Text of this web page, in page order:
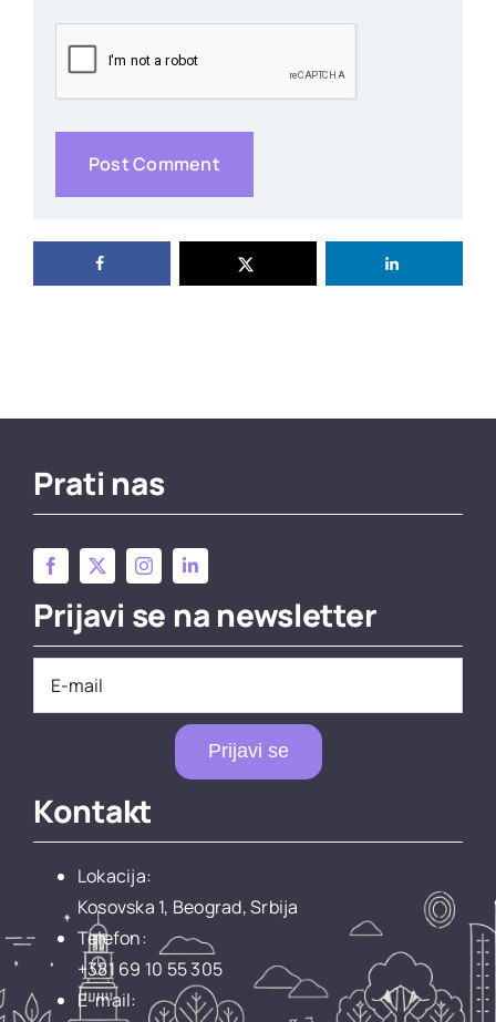
Prati nas
Prijavi se na newsletter
Prijavi se
Kontakt
Lokacija:
Kosovska 1, Beograd, Srbija
Telefon:
+381 69 10 55 305
E-mail: